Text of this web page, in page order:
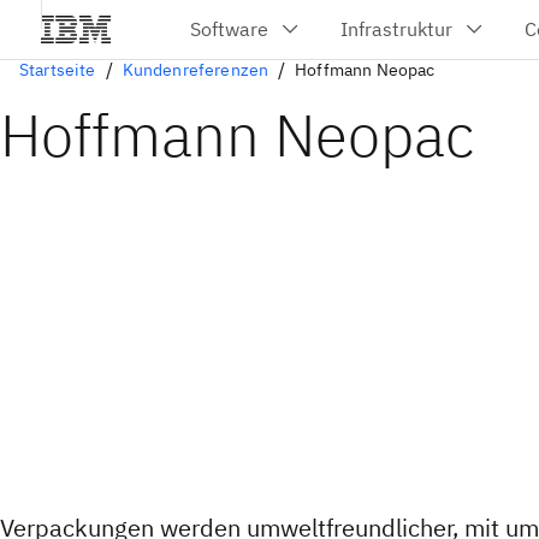
Startseite Kundenreferenzen Hoffmann Neopac
Hoffmann Neopac
Verpackungen werden umweltfreundlicher, mit